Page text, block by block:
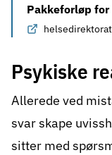
Pakkeforløp
Psykiske
Allerede ved
svar skape
sitter med